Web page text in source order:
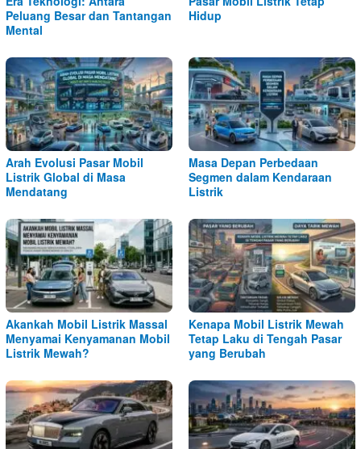
Peluang Besar dan Tantangan
Mental
Hidup
Arah Evolusi Pasar Mobil
Listrik Global di Masa
Mendatang
Masa Depan Perbedaan
Segmen dalam Kendaraan
Listrik
Akankah Mobil Listrik Massal
Menyamai Kenyamanan Mobil
Listrik Mewah?
Kenapa Mobil Listrik Mewah
Tetap Laku di Tengah Pasar
yang Berubah